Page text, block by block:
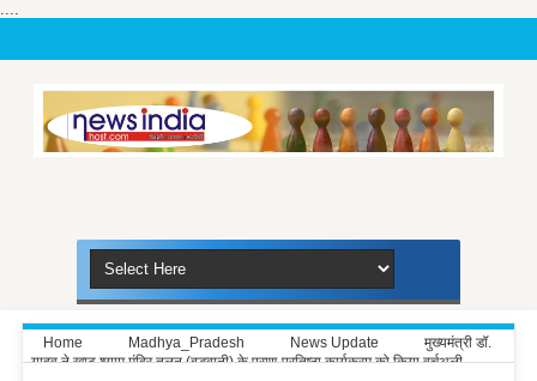
....
Home Madhya_Pradesh News Update
मुख्यमंत्री डॉ.
यादव ने खाटू श्याम मंदिर तलून (बड़वानी) के प्राण-प्रतिष्ठा कार्यक्रम को किया वर्चुअली